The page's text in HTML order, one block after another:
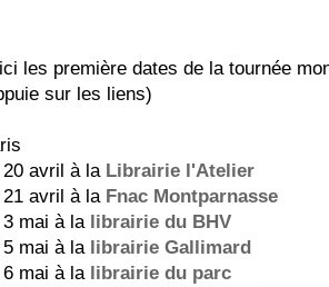
les première dates de la tournée
sur les liens)
20 avril à la Librairie l'Atelier
21 avril à la Fnac Montparnasse
3 mai à la librairie du BHV
5 mai à la librairie Gallimard
6 mai à la librairie du parc